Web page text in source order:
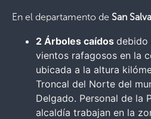
En el departamento de San
2 Árboles caídos debido
vientos rafagosos en la
ubicada a la altura
Troncal del Norte del
Delgado. Personal de la
alcaldía trabajan en la